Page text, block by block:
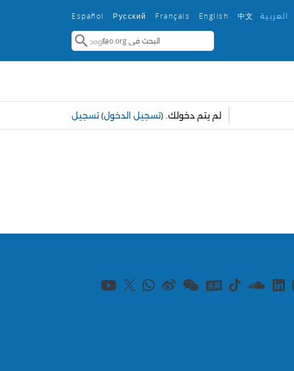
العربية 中文
English ‎
Français ‎
Русский ‎
Español ‎
لم يتم دخولك. (تسجيل الدخول)تسجيل